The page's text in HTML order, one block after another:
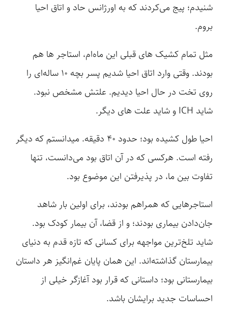
شنیدم؛ پیج می‌کردند که به اورژانس حاد و اتاق احیا
بروم.
مثل تمام کشیک های قبلی این ماه‌ام، استاجر ها هم
بودند. وقتی وارد اتاق احیا شدیم پسر بچه ‌۱۰ ساله‌ای را
روی تخت در حال احیا دیدیم. علتش مشخص نبود.
شاید ICH و شاید علت های دیگر.
احیا طول کشیده بود؛ حدود ۴۰ دقیقه. میدانستم که دیگر
رفته است. هرکسی که در آن اتاق بود می‌دانست، تنها
تفاوت بین ما، در پذیرفتن این موضوع بود.
استاجرهایی که همراهم بودند، برای اولین ‌بار شاهد
جان‌دادن بیماری بودند؛ و از قضا، آن بیمار کودک بود.
شاید تلخ‌ترین مواجهه برای کسانی که تازه قدم به دنیای
بیمارستان گذاشته‌اند. این همان پایان غم‌انگیز هر داستان
بیمارستانی بود؛ داستانی که قرار بود آغازگر خیلی از
احساسات جدید برایشان باشد.